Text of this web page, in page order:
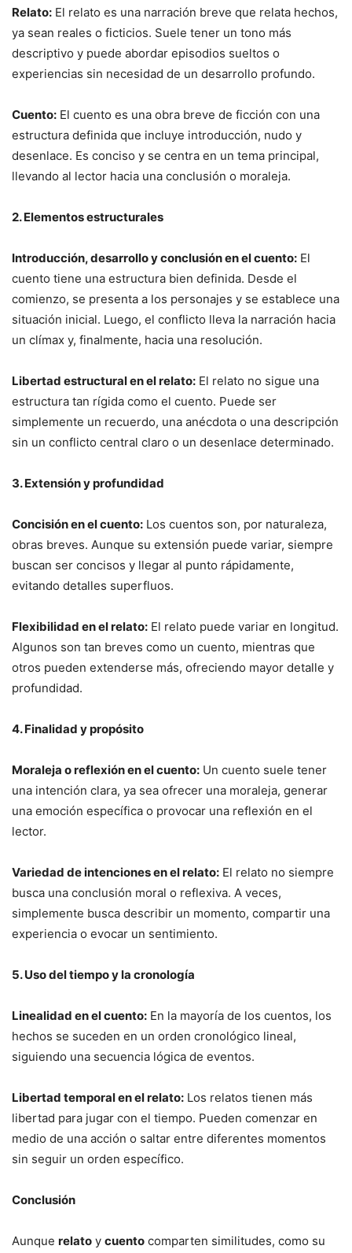
Relato: El relato es una narración breve que relata hechos,
ya sean reales o ficticios. Suele tener un tono más
descriptivo y puede abordar episodios sueltos o
experiencias sin necesidad de un desarrollo profundo.
Cuento: El cuento es una obra breve de ficción con una
estructura definida que incluye introducción, nudo y
desenlace. Es conciso y se centra en un tema principal,
llevando al lector hacia una conclusión o moraleja.
2. Elementos estructurales
Introducción, desarrollo y conclusión en el cuento: El
cuento tiene una estructura bien definida. Desde el
comienzo, se presenta a los personajes y se establece una
situación inicial. Luego, el conflicto lleva la narración hacia
un clímax y, finalmente, hacia una resolución.
Libertad estructural en el relato: El relato no sigue una
estructura tan rígida como el cuento. Puede ser
simplemente un recuerdo, una anécdota o una descripción
sin un conflicto central claro o un desenlace determinado.
3. Extensión y profundidad
Concisión en el cuento: Los cuentos son, por naturaleza,
obras breves. Aunque su extensión puede variar, siempre
buscan ser concisos y llegar al punto rápidamente,
evitando detalles superfluos.
Flexibilidad en el relato: El relato puede variar en longitud.
Algunos son tan breves como un cuento, mientras que
otros pueden extenderse más, ofreciendo mayor detalle y
profundidad.
4. Finalidad y propósito
Moraleja o reflexión en el cuento: Un cuento suele tener
una intención clara, ya sea ofrecer una moraleja, generar
una emoción específica o provocar una reflexión en el
lector.
Variedad de intenciones en el relato: El relato no siempre
busca una conclusión moral o reflexiva. A veces,
simplemente busca describir un momento, compartir una
experiencia o evocar un sentimiento.
5. Uso del tiempo y la cronología
Linealidad en el cuento: En la mayoría de los cuentos, los
hechos se suceden en un orden cronológico lineal,
siguiendo una secuencia lógica de eventos.
Libertad temporal en el relato: Los relatos tienen más
libertad para jugar con el tiempo. Pueden comenzar en
medio de una acción o saltar entre diferentes momentos
sin seguir un orden específico.
Conclusión
Aunque relato y cuento comparten similitudes, como su